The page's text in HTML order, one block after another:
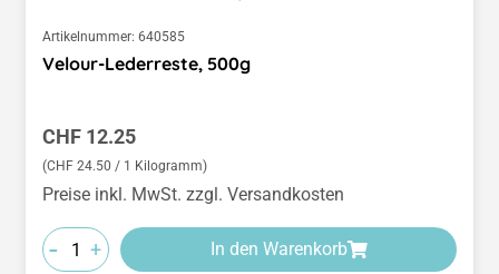
Artikelnummer: 640585
Velour-Lederreste, 500g
Regulärer Preis:
CHF 12.25
(CHF 24.50 / 1 Kilogramm)
Preise inkl. MwSt. zzgl. Versandkosten
- + In den Warenkorb